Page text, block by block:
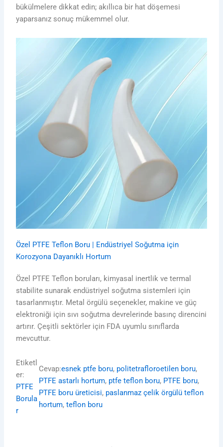
bükülmelere dikkat edin; akıllıca bir hat döşemesi
yaparsanız sonuç mükemmel olur.
Özel PTFE Teflon Boru | Endüstriyel Soğutma için
Korozyona Dayanıklı Hortum
Özel PTFE Teflon boruları, kimyasal inertlik ve termal
stabilite sunarak endüstriyel soğutma sistemleri için
tasarlanmıştır. Metal örgülü seçenekler, makine ve güç
elektroniği için sıvı soğutma devrelerinde basınç direncini
artırır. Çeşitli sektörler için FDA uyumlu sınıflarda
mevcuttur.
Etiketl
er:
PTFE
Borula
r
Cevap:esnek ptfe boru, politetrafloroetilen boru
PTFE astarlı hortum, ptfe teflon boru, PTFE boru
PTFE boru üreticisi, paslanmaz çelik örgülü teflon
hortum, teflon boru